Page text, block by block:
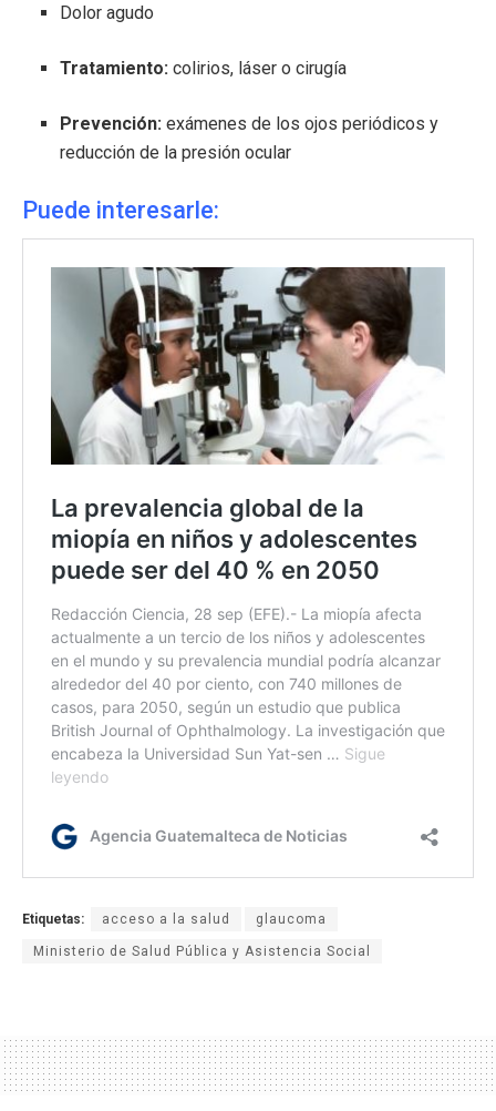
Dolor agudo
Tratamiento: colirios, láser o cirugía
Prevención: exámenes de los ojos periódicos y
reducción de la presión ocular
Puede interesarle:
Etiquetas: acceso a la salud glaucoma
Ministerio de Salud Pública y Asistencia Social